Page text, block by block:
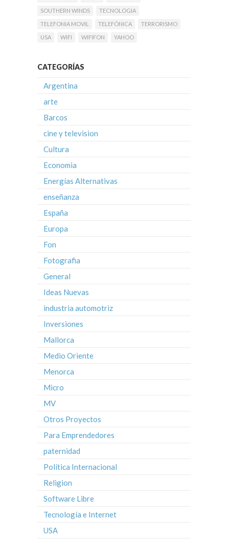
SOUTHERN WINDS
TECNOLOGIA
TELEFONIA MOVIL
TELEFÓNICA
TERRORISMO
USA
WIFI WIFIFON YAHOO
CATEGORÍAS
Argentina
arte
Barcos
cine y television
Cultura
Economia
Energías Alternativas
enseñanza
España
Europa
Fon
Fotografia
General
Ideas Nuevas
industria automotriz
Inversiones
Mallorca
Medio Oriente
Menorca
Micro
MV
Otros Proyectos
Para Emprendedores
paternidad
Política Internacional
Religion
Software Libre
Tecnología e Internet
USA